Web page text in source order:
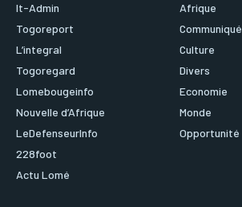
It-Admin
Togoreport
L’integral
Togoregard
Lomebougeinfo
Nouvelle d’Afrique
LeDefenseurInfo
228foot
Actu Lomé
Afrique
Communiqué
Culture
Divers
Economie
Monde
Opportunité